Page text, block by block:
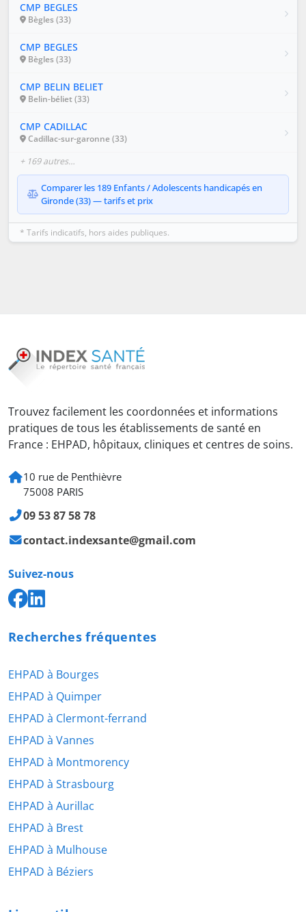
CMP BEGLES
Bègles (33)
CMP BEGLES
Bègles (33)
CMP BELIN BELIET
Belin-béliet (33)
CMP CADILLAC
Cadillac-sur-garonne (33)
+ 169 autres…
Comparer les 189 Enfants / Adolescents handicapés en
Gironde (33) — tarifs et prix
* Tarifs indicatifs, hors aides publiques.
Trouvez facilement les coordonnées et informations
pratiques de tous les établissements de santé en
France : EHPAD, hôpitaux, cliniques et centres de soins.
10 rue de Penthièvre
75008 PARIS
09 53 87 58 78
contact.indexsante@gmail.com
Suivez-nous
Recherches fréquentes
EHPAD à Bourges
EHPAD à Quimper
EHPAD à Clermont-ferrand
EHPAD à Vannes
EHPAD à Montmorency
EHPAD à Strasbourg
EHPAD à Aurillac
EHPAD à Brest
EHPAD à Mulhouse
EHPAD à Béziers